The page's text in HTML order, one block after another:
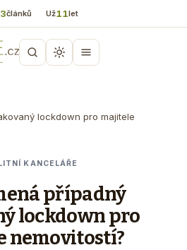
článků Už11let
lockdown pro majitele
KANCELÁŘE
případný
lockdown pro
nemovitostí?